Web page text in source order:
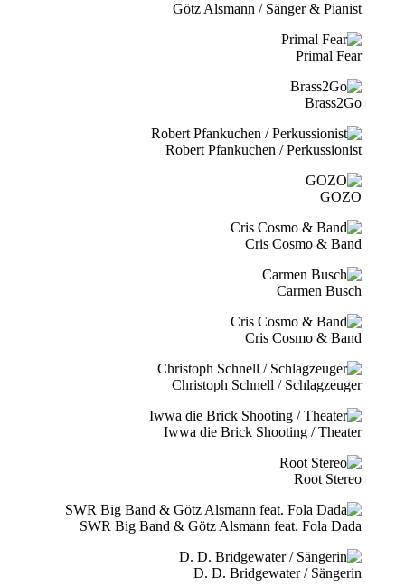
Götz Alsmann / Sänger & Pianist
Primal Fear
Brass2Go
Robert Pfankuchen / Perkussionist
GOZO
Cris Cosmo & Band
Carmen Busch
Cris Cosmo & Band
Christoph Schnell / Schlagzeuger
Iwwa die Brick Shooting / Theater
Root Stereo
SWR Big Band & Götz Alsmann feat. Fola Dada
D. D. Bridgewater / Sängerin